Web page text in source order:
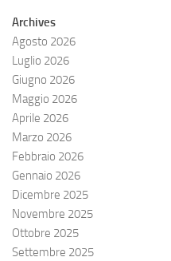
Archives
Agosto 2026
Luglio 2026
Giugno 2026
Maggio 2026
Aprile 2026
Marzo 2026
Febbraio 2026
Gennaio 2026
Dicembre 2025
Novembre 2025
Ottobre 2025
Settembre 2025